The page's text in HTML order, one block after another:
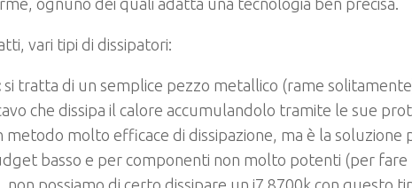
ognuno dei quali adatta una tecnologia ben precisa.
vari tipi di dissipatori:
si tratta di un semplice pezzo metallico (rame
che dissipa il calore accumulandolo tramite le sue
metodo molto efficace di dissipazione, ma è la soluzione
basso e per componenti non molto potenti (per fare
non possiamo di certo dissipare un i7 8700k con questo